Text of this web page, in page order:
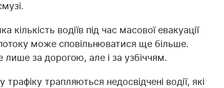
водіїв під час масової евакуації
може сповільнюватися ще більше.
лише за дорогою, але і за узбіччям.
трапляються недосвідчені водії, які